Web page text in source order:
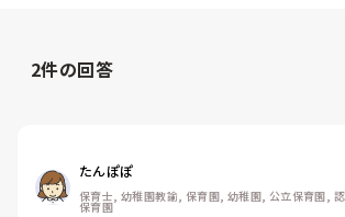
2件の回答
たんぽぽ
保育士, 幼稚園教諭, 保育園, 幼稚園, 公立保育園,
保育園